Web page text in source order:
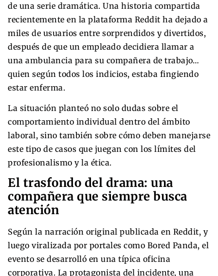
de una serie dramática. Una historia compartida
recientemente en la plataforma Reddit ha dejado a
miles de usuarios entre sorprendidos y divertidos,
después de que un empleado decidiera llamar a
una ambulancia para su compañera de trabajo…
quien según todos los indicios, estaba fingiendo
estar enferma.
La situación planteó no solo dudas sobre el
comportamiento individual dentro del ámbito
laboral, sino también sobre cómo deben manejarse
este tipo de casos que juegan con los límites del
profesionalismo y la ética.
El trasfondo del drama: una
compañera que siempre busca
atención
Según la narración original publicada en Reddit, y
luego viralizada por portales como Bored Panda, el
evento se desarrolló en una típica oficina
corporativa. La protagonista del incidente, una